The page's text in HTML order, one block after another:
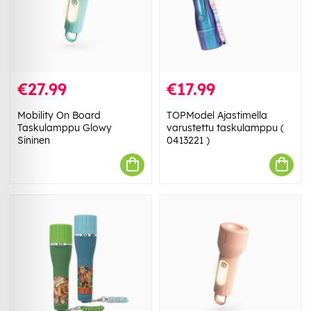
€27.99
Mobility On Board
Taskulamppu Glowy
Sininen
€17.99
TOPModel Ajastimella
varustettu taskulamppu (
0413221 )